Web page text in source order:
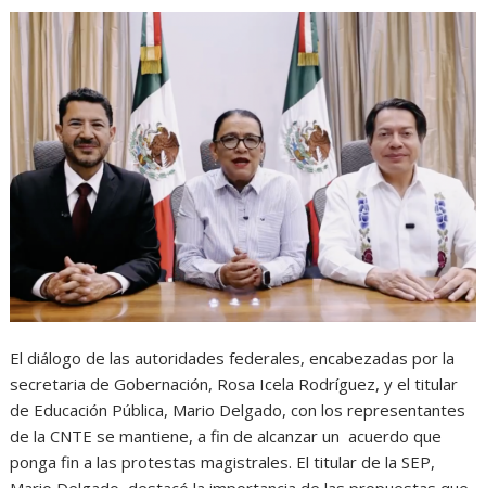
El diálogo de las autoridades federales, encabezadas por la
secretaria de Gobernación, Rosa Icela Rodríguez, y el titular
de Educación Pública, Mario Delgado, con los representantes
de la CNTE se mantiene, a fin de alcanzar un acuerdo que
ponga fin a las protestas magistrales. El titular de la SEP,